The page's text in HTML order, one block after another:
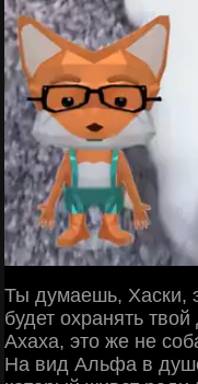
Ты думаешь, Хаски,
будет охранять
Ахаха, это же не
На вид Альфа в